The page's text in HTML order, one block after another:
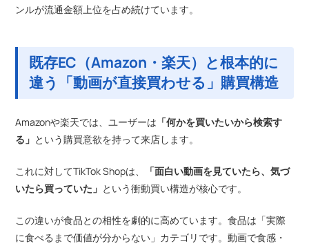
ンルが流通金額上位を占め続けています。
既存EC（Amazon・楽天）と根本的に
違う「動画が直接買わせる」購買構造
Amazonや楽天では、ユーザーは 「何かを買いたいから検索す
る」 という購買意欲を持って来店します。
これに対してTikTok Shopは、
「面白い動画を見ていたら、気づ
いたら買っていた」 という衝動買い構造が核心です。
この違いが食品との相性を劇的に高めています。食品は「実際
に食べるまで価値が分からない」カテゴリです。動画で食感・